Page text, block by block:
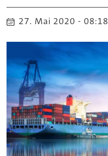
27. Mai 2020 - 08:18